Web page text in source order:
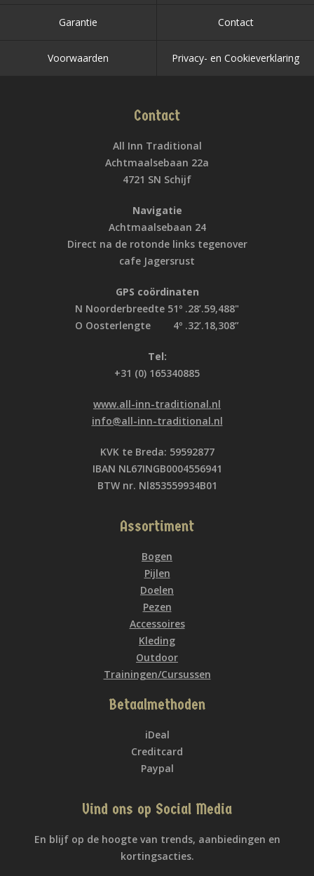
Garantie Contact
Voorwaarden Privacy- en Cookieverklaring
Contact
All Inn Traditional
Achtmaalsebaan 22a
4721 SN Schijf
Navigatie
Achtmaalsebaan 24
Direct na de rotonde links tegenover
cafe Jagersrust
GPS coördinaten
N Noorderbreedte 51º .28’.59,488"
O Oosterlengte 4º .32’.18,308”
Tel:
+31 (0) 165340885
www.all-inn-traditional.nl
info@all-inn-traditional.nl
KVK te Breda: 59592877
IBAN NL67INGB0004556941
BTW nr. Nl853559934B01
Assortiment
Bogen
Pijlen
Doelen
Pezen
Accessoires
Kleding
Outdoor
Trainingen/Cursussen
Betaalmethoden
iDeal
Creditcard
Paypal
Vind ons op Social Media
En blijf op de hoogte van trends, aanbiedingen en
kortingsacties.